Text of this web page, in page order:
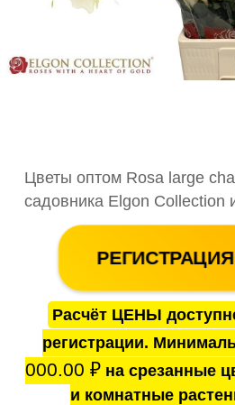
Цветы оптом Rosa large
садовника Elgon Collection
Расчёт ЦЕНЫ
регистрации.
000.00 ₽на срезанные
и комнатные